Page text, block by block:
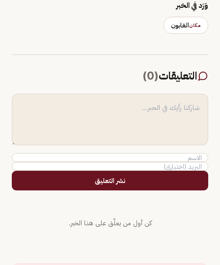
وَرَد في الخبر
مكانالغابون
التعليقات(
0
)
نشر التعليق
كن أول من يعلّق على هذا الخبر.